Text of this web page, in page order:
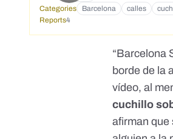
Categories
Barcelona calles
Reports4
“Barcelona
borde de la
vídeo, al
cuchillo
afirman que